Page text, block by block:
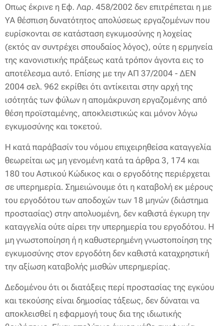
Οπως έκρινε η Εφ. Λαρ. 458/2002 δεν επιτρέπεται η με
ΥΑ θέσπιση δυνατότητος απολύσεως εργαζομένων που
ευρίσκονται σε κατάσταση εγκυμοσύνης η λοχείας
(εκτός αν συντρέχει σπουδαίος λόγος), ούτε η ερμηνεία
της κανονιστικής πράξεως κατά τρόπον άγοντα εις το
αποτέλεσμα αυτό. Επίσης με την ΑΠ 37/2004 - ΔΕΝ
2004 σελ. 962 εκρίθει ότι αντίκειται στην αρχή της
ισότητάς των φύλων η απομάκρυνση εργαζομένης από
θέση προϊσταμένης, αποκλειστικώς και μόνον λόγω
εγκυμοσύνης και τοκετού.
Η κατά παράβασίν του νόμου επιχειρηθείσα καταγγελία
θεωρείται ως μη γενομένη κατά τα άρθρα 3, 174 και
180 του Αστικού Κώδικος και ο εργοδότης περιέρχεται
σε υπερημερία. Σημειώνουμε ότι η καταβολή εκ μέρους
του εργοδότου των αποδοχών των 18 μηνών (διάστημα
προστασίας) στην απολυομένη, δεν καθιστά έγκυρη την
καταγγελία ούτε αίρει την υπερημερία του εργοδότου. Η
μη γνωστοποίηση ή η καθυστερημένη γνωστοποίηση της
εγκυμοσύνης στον εργοδότη δεν καθιστά καταχρηστική
την αξίωση καταβολής μισθών υπερημερίας.
Δεδομένου ότι οι διατάξεις περί προστασίας της εγκύου
και τεκούσης είναι δημοσίας τάξεως, δεν δύναται να
αποκλεισθεί η εφαρμογή τους δια της ιδιωτικής